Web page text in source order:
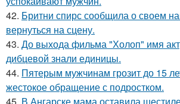
42. Бритни спирс сообщила о своем
вернуться на сцену.
43. До выхода фильма "Холоп" имя
дибцевой знали единицы.
44. Пятерым мужчинам грозит до 15
жестокое обращение с подростком.